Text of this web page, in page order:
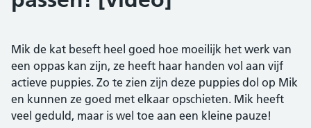
Mik de kat beseft heel goed hoe moeilijk het werk van
een oppas kan zijn, ze heeft haar handen vol aan vijf
actieve puppies. Zo te zien zijn deze puppies dol op Mik
en kunnen ze goed met elkaar opschieten. Mik heeft
veel geduld, maar is wel toe aan een kleine pauze!